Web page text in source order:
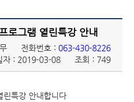
로그램 열린특강 안내
전화번호 : 063-430-8226
자 : 2019-03-08
조회 : 749
린특강 안내합니다